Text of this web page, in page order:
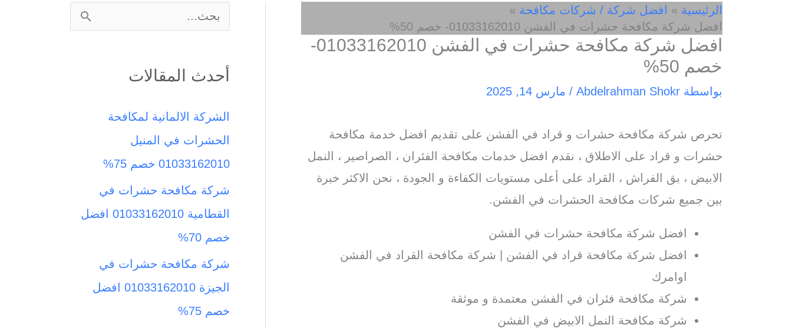
الرئيسية
افضل شركة / شركات مكافحة
افضل شركة مكافحة حشرات في الفشن 01033162010- خصم 50%
افضل شركة مكافحة حشرات في الفشن 01033162010-
خصم 50%
بواسطة Abdelrahman Shokr
/ مارس 14, 2025
تحرص شركة مكافحة حشرات و قراد في الفشن على تقديم افضل خدمة مكافحة
حشرات و قراد على الاطلاق ، نقدم افضل خدمات مكافحة الفئران ، الصراصير ، النمل
الابيض ، بق الفراش ، القراد على أعلى مستويات الكفاءة و الجودة ، نحن الاكثر خبرة
بين جميع شركات مكافحة الحشرات في الفشن.
افضل شركة مكافحة حشرات في الفشن
افضل شركة مكافحة قراد في الفشن | شركة مكافحة القراد في الفشن
اوامرك
شركة مكافحة فئران في الفشن معتمدة و موثقة
شركة مكافحة النمل الابيض في الفشن
ب
ث
ع
ن
أحدث المقالات
الشركة الالمانية لمكافحة
الحشرات في المنيل
01033162010 خصم 75%
شركة مكافحة حشرات في
القطامية 01033162010 افضل
خصم 70%
شركة مكافحة حشرات في
الجيزة 01033162010 افضل
خصم 75%